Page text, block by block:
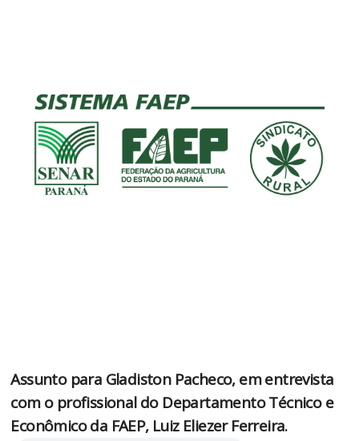
Assunto para Gladiston Pacheco, em entrevista
com o profissional do Departamento Técnico e
Econômico da FAEP, Luiz Eliezer Ferreira.